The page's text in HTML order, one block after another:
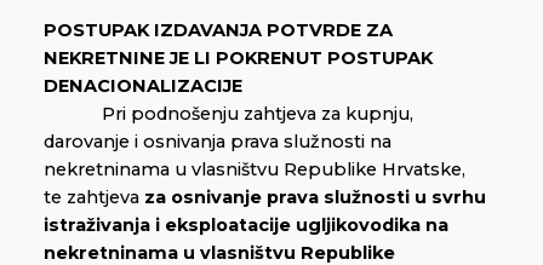
POSTUPAK IZDAVANJA POTVRDE ZA
NEKRETNINE JE LI POKRENUT POSTUPAK
DENACIONALIZACIJE
Pri podnošenju zahtjeva za kupnju,
darovanje i osnivanja prava služnosti na
nekretninama u vlasništvu Republike Hrvatske,
te zahtjeva za osnivanje prava služnosti u svrhu
istraživanja i eksploatacije ugljikovodika na
nekretninama u vlasništvu Republike